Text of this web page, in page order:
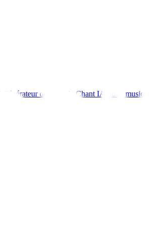
Générateur de Voix de Chant IA
Vidéo